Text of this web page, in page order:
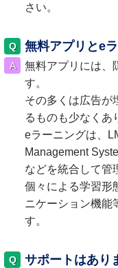
さい。
無料アプリとe
無料アプリには、
す。
その多くは広告が
るものも少なくあ
eラーニングは、
Management
などを統合して管
個々による学習形
ニケーション機能
す。
サポートはあり